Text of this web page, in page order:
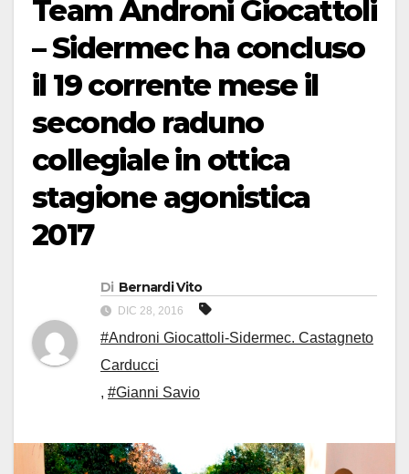
Team Androni Giocattoli
– Sidermec ha concluso
il 19 corrente mese il
secondo raduno
collegiale in ottica
stagione agonistica
2017
Di Bernardi Vito
DIC 28, 2016
#Androni Giocattoli-Sidermec. Castagneto
Carducci
, #Gianni Savio